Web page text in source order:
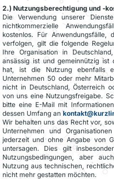
2.) Nutzungsberechtigung und -
Die Verwendung unserer
nichtkommerzielle
kostenlos. Für Anwendungsfälle,
verfolgen, gilt die folgende
Ihre Organisation in
ansässig ist und gemeinnützig
hat, ist die Nutzung ebenfalls
Unternehmen 50 oder mehr
nicht in Deutschland, Österreich
von uns eine Nutzungsfreigabe.
bitte eine E-Mail mit
dessen Umfang an
Wir behalten uns das Recht vor,
Unternehmen und
jederzeit und ohne Angabe von
untersagen. Dies gilt
Nutzungsbedingungen, aber
Nutzung aus technischen,
nicht mehr gestatten möchten.